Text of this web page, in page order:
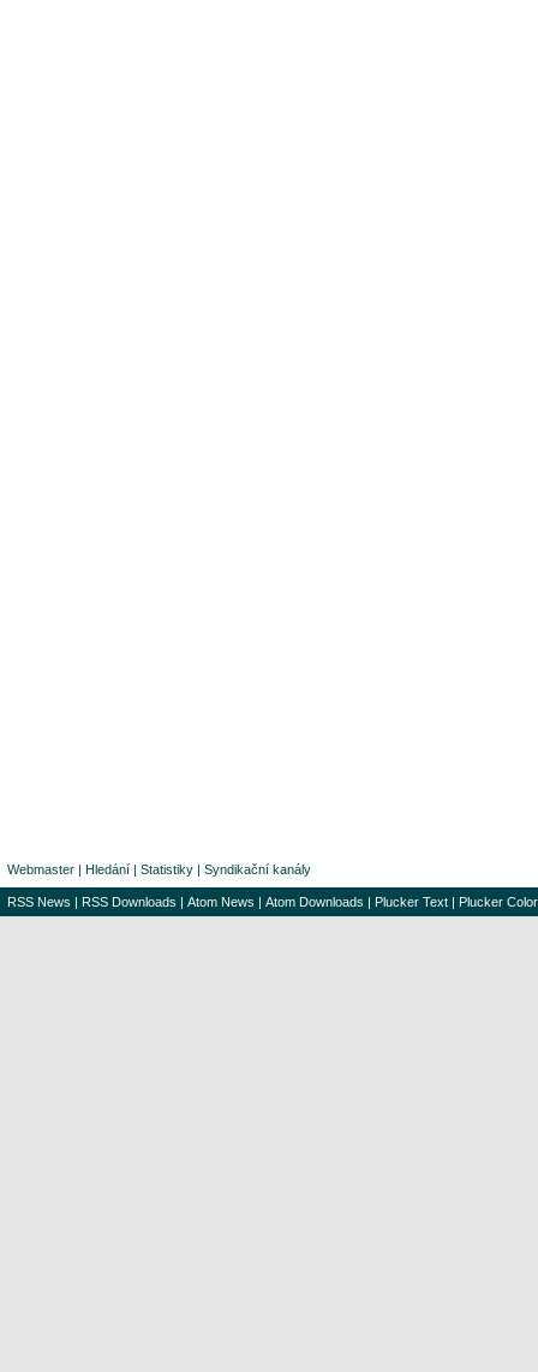
Webmaster | Hledání | Statistiky | Syndikační kanály
RSS News | RSS Downloads | Atom News | Atom Downloads | Plucker Text | Plucker Color